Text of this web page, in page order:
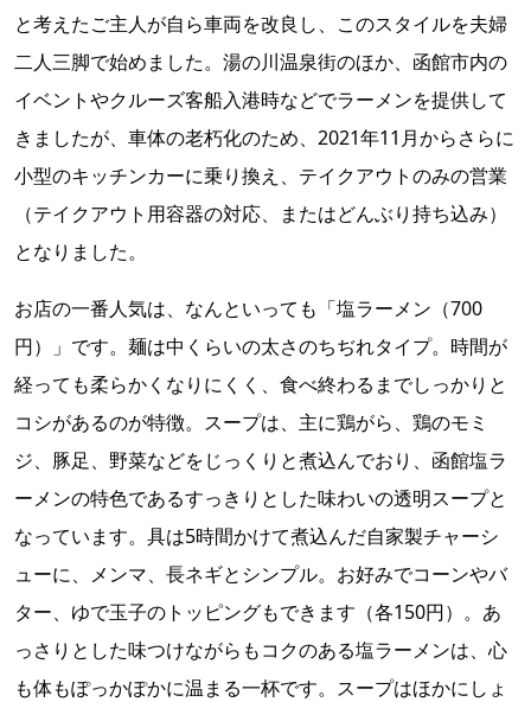
と考えたご主人が自ら車両を改良し、このスタイルを夫婦
二人三脚で始めました。湯の川温泉街のほか、函館市内の
イベントやクルーズ客船入港時などでラーメンを提供して
きましたが、車体の老朽化のため、2021年11月からさらに
小型のキッチンカーに乗り換え、テイクアウトのみの営業
（テイクアウト用容器の対応、またはどんぶり持ち込み）
となりました。
お店の一番人気は、なんといっても「塩ラーメン（700
円）」です。麺は中くらいの太さのちぢれタイプ。時間が
経っても柔らかくなりにくく、食べ終わるまでしっかりと
コシがあるのが特徴。スープは、主に鶏がら、鶏のモミ
ジ、豚足、野菜などをじっくりと煮込んでおり、函館塩ラ
ーメンの特色であるすっきりとした味わいの透明スープと
なっています。具は5時間かけて煮込んだ自家製チャーシ
ューに、メンマ、長ネギとシンプル。お好みでコーンやバ
ター、ゆで玉子のトッピングもできます（各150円）。あ
っさりとした味つけながらもコクのある塩ラーメンは、心
も体もぽっかぽかに温まる一杯です。スープはほかにしょ